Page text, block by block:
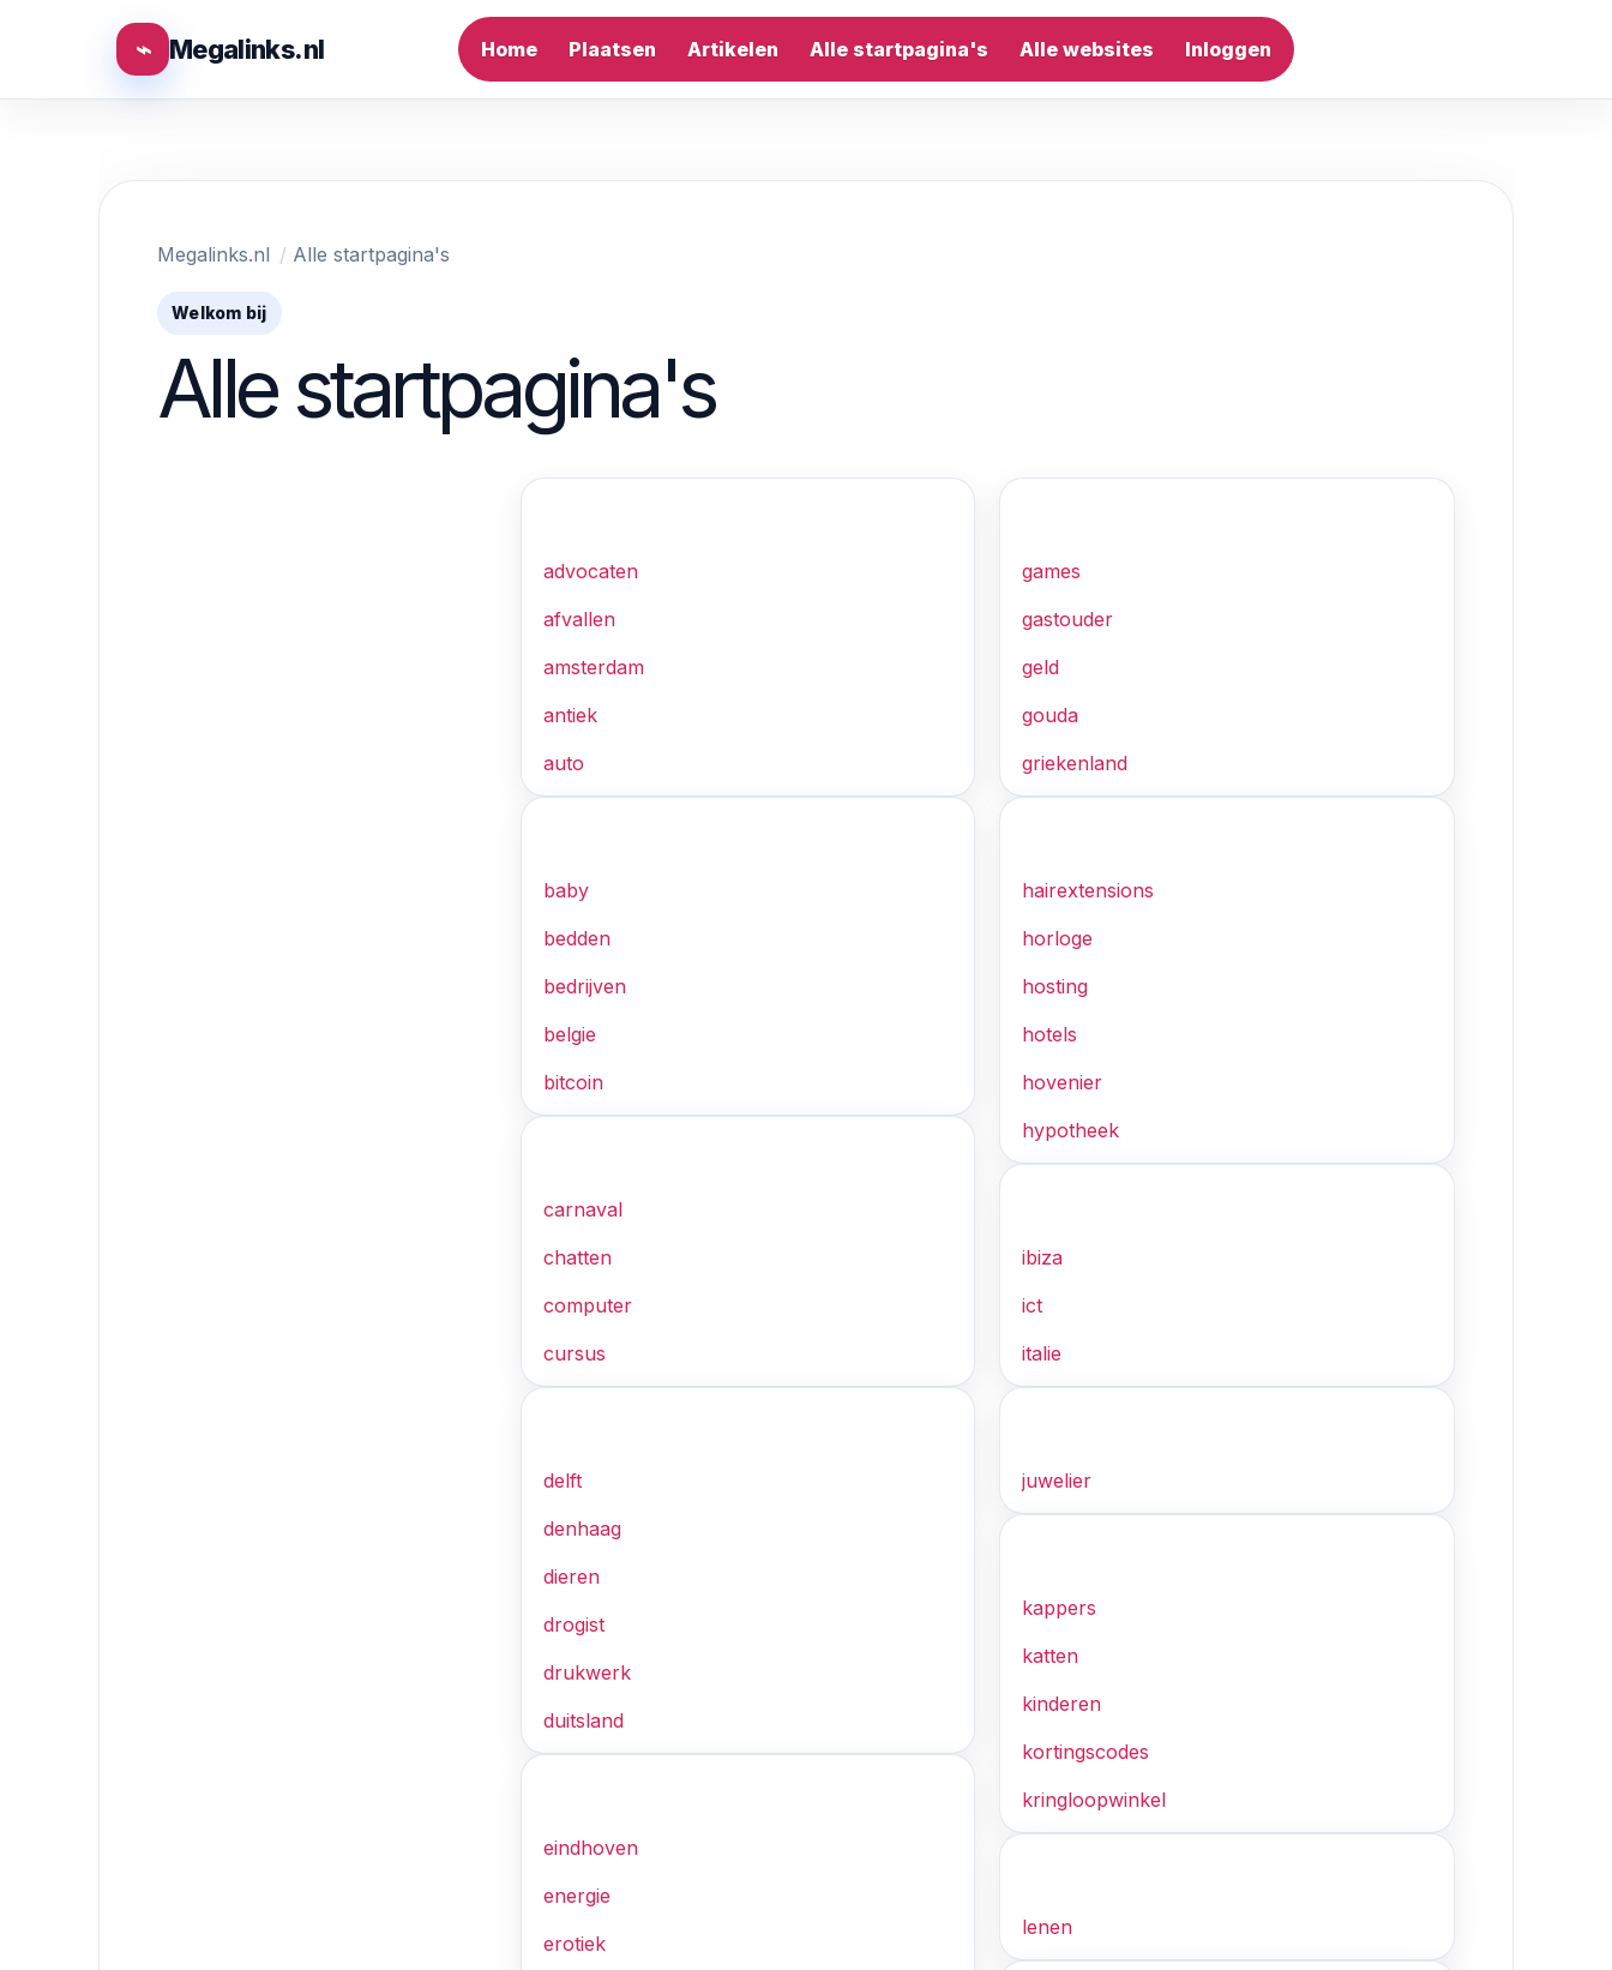
⌁ Megalinks.nl Home Plaatsen Artikelen Alle startpagina's Alle websites Inloggen
Megalinks.nl Alle startpagina's
Welkom bij
Alle startpagina's
advocaten
afvallen
amsterdam
antiek
auto
baby
bedden
bedrijven
belgie
bitcoin
carnaval
chatten
computer
cursus
delft
denhaag
dieren
drogist
drukwerk
duitsland
eindhoven
energie
erotiek
games
gastouder
geld
gouda
griekenland
hairextensions
horloge
hosting
hotels
hovenier
hypotheek
ibiza
ict
italie
juwelier
kappers
katten
kinderen
kortingscodes
kringloopwinkel
lenen